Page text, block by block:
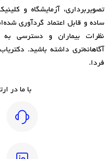
تصویربرداری، آزمایشگاه و
ساده و قابل اعتماد گردآوری
نظرات بیماران و دسترسی به
آگاهانه‌تری داشته باشید.
فردا.
با ما در